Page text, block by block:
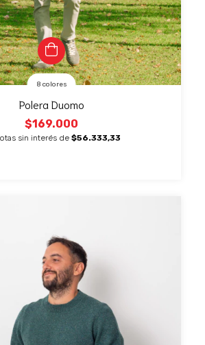
8 colores
Polera Duomo
$169.000
sin interés de $56.333,33